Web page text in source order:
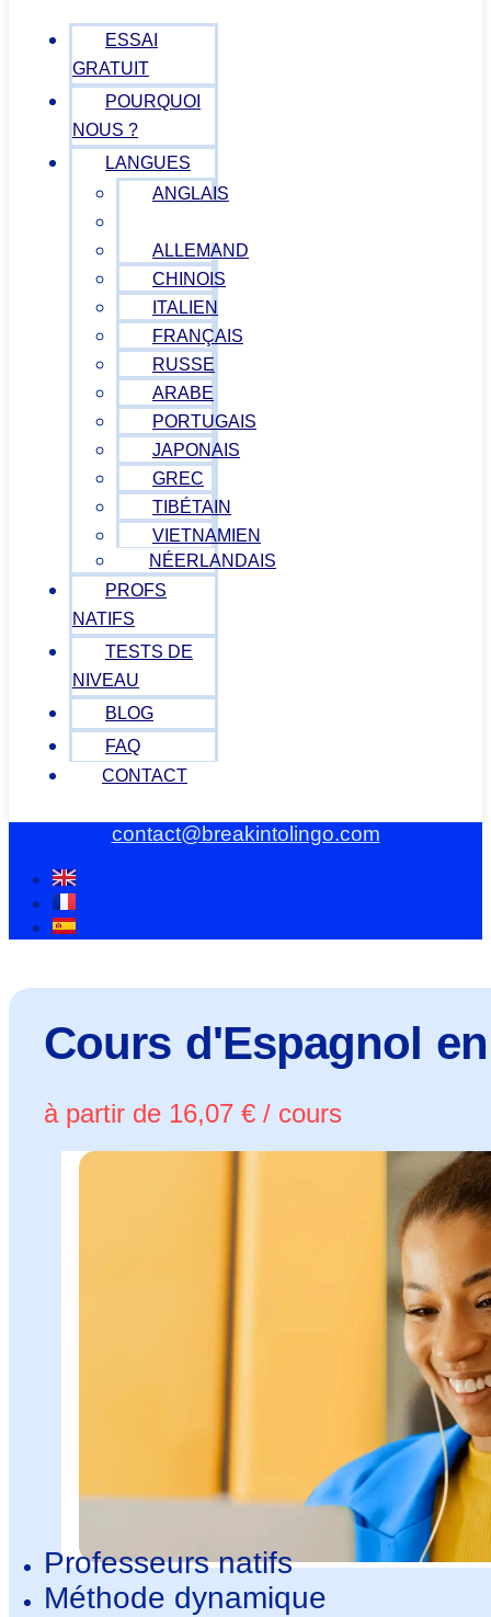
ESSAI
GRATUIT
POURQUOI
NOUS ?
LANGUES
ANGLAIS
ALLEMAND
CHINOIS
ITALIEN
FRANÇAIS
RUSSE
ARABE
PORTUGAIS
JAPONAIS
GREC
TIBÉTAIN
VIETNAMIEN
NÉERLANDAIS
PROFS
NATIFS
TESTS DE
NIVEAU
BLOG
FAQ
CONTACT
contact@breakintolingo.com
Cours d'Espagnol
à partir de 16,07 € / cours
Professeurs natifs
Méthode dynamique